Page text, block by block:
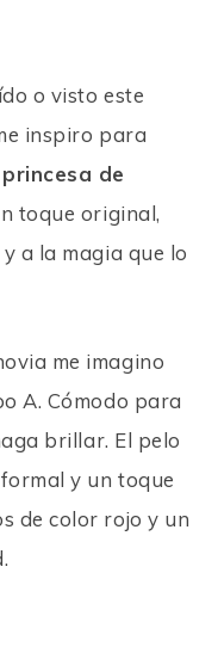
o visto este
inspiro para
de
toque original,
a la magia que lo
me imagino
A. Cómodo para
brillar. El pelo
y un toque
de color rojo y un